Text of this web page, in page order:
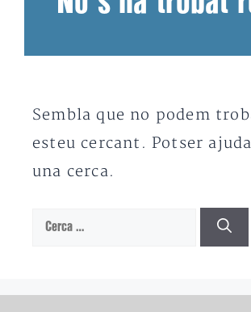
Sembla que no podem
esteu cercant. Potser
una cerca.
Cerca: